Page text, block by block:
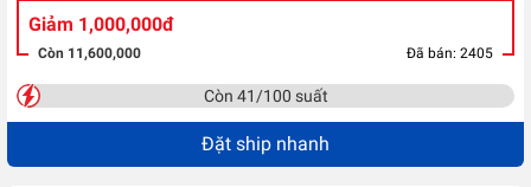
Giảm 1,000,000đ
Còn 11,600,000 Đã bán: 2405
Còn 41/100 suất
Đặt ship nhanh